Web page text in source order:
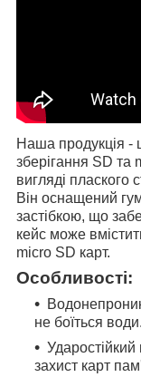
Наша продукція -
зберігання SD та
вигляді плаского
Він оснащений
застібкою, що
кейс може
micro SD карт.
Особливості:
не боїться води.
Ударостійкий
захист карт